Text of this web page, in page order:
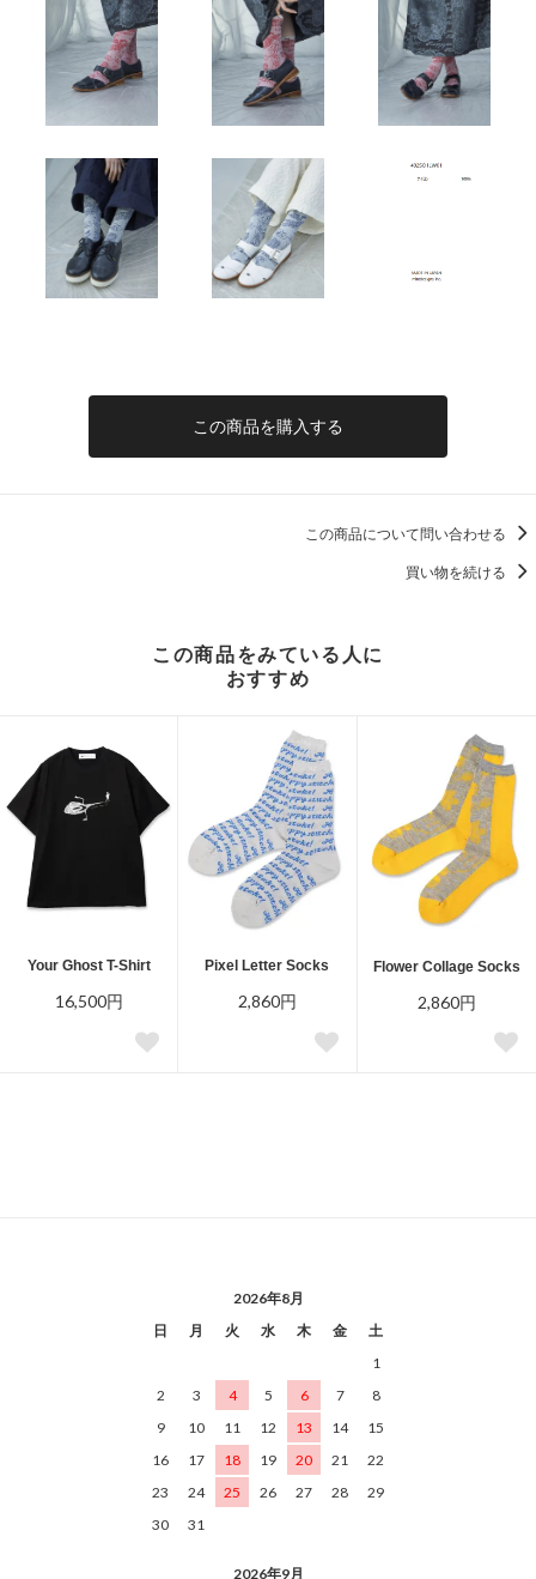
この商品を購入する
この商品について問い合わせる
買い物を続ける
この商品をみている人に
おすすめ
Your Ghost T-Shirt
16,500円
Pixel Letter Socks
2,860円
Flower Collage Socks
2,860円
2026年8月
日
月 火 水 木 金
土
1
2
3 4 5 6 7
8
9
10 11 12 13 14
15
16
17 18 19 20 21
22
23
24 25 26 27 28
29
30
31
2026年9月